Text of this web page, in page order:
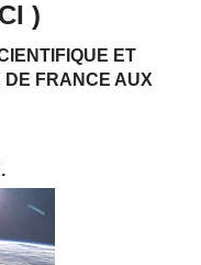
)
ET
FRANCE AUX